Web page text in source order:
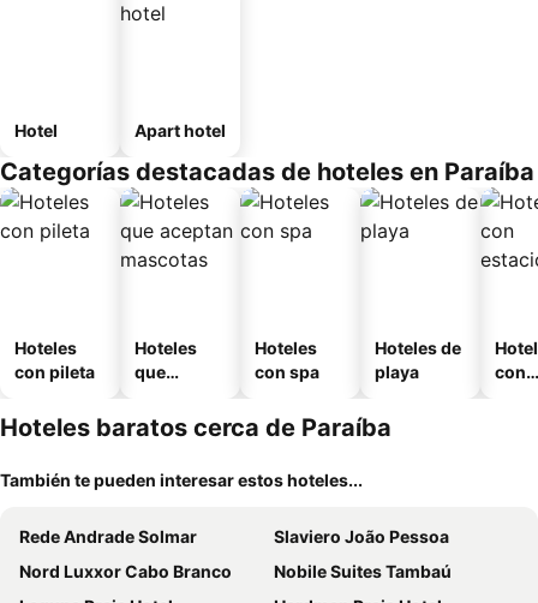
Hotel Apart hotel
Categorías destacadas de hoteles en Paraíba
Hoteles
con pileta
Hoteles
que
mascotas
Hoteles
con spa
Hoteles de
playa
con
Hoteles baratos cerca de Paraíba
También te pueden interesar estos hoteles...
Rede Andrade Solmar
Slaviero João Pessoa
Nord Luxxor Cabo Branco
Nobile Suites Tambaú